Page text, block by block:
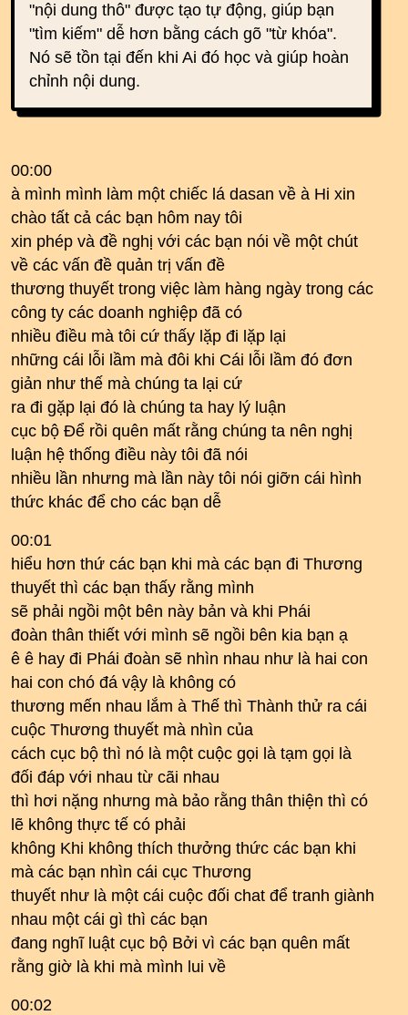
"nội dung thô" được tạo tự động, giúp bạn
"tìm kiếm" dễ hơn bằng cách gõ "từ khóa".
Nó sẽ tồn tại đến khi Ai đó học và giúp hoàn
chỉnh nội dung.
00:00
à mình mình làm một chiếc lá dasan về à Hi xin
chào tất cả các bạn hôm nay tôi
xin phép và đề nghị với các bạn nói về một chút
về các vấn đề quản trị vấn đề
thương thuyết trong việc làm hàng ngày trong các
công ty các doanh nghiệp đã có
nhiều điều mà tôi cứ thấy lặp đi lặp lại
những cái lỗi lầm mà đôi khi Cái lỗi lầm đó đơn
giản như thế mà chúng ta lại cứ
ra đi gặp lại đó là chúng ta hay lý luận
cục bộ Để rồi quên mất rằng chúng ta nên nghị
luận hệ thống điều này tôi đã nói
nhiều lần nhưng mà lần này tôi nói giỡn cái hình
thức khác để cho các bạn dễ
00:01
hiểu hơn thứ các bạn khi mà các bạn đi Thương
thuyết thì các bạn thấy rằng mình
sẽ phải ngồi một bên này bản và khi Phái
đoàn thân thiết với mình sẽ ngồi bên kia bạn ạ
ê ê hay đi Phái đoàn sẽ nhìn nhau như là hai con
hai con chó đá vậy là không có
thương mến nhau lắm à Thế thì Thành thử ra cái
cuộc Thương thuyết mà nhìn của
cách cục bộ thì nó là một cuộc gọi là tạm gọi là
đối đáp với nhau từ cãi nhau
thì hơi nặng nhưng mà bảo rằng thân thiện thì có
lẽ không thực tế có phải
không Khi không thích thưởng thức các bạn khi
mà các bạn nhìn cái cục Thương
thuyết như là một cái cuộc đối chat để tranh giành
nhau một cái gì thì các bạn
đang nghĩ luật cục bộ Bởi vì các bạn quên mất
rằng giờ là khi mà mình lui về
00:02